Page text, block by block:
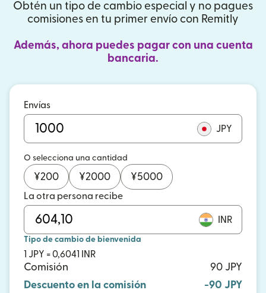
Obtén un tipo de cambio especial y no pagues
comisiones en tu primer envío con Remitly
Además, ahora puedes pagar con una cuenta
bancaria.
Envías
JPY
O selecciona una cantidad
¥200 ¥2000 ¥5000
La otra persona recibe
INR
Tipo de cambio de bienvenida
1 JPY = 0,6041 INR
Comisión
90 JPY
Descuento en la comisión
-90 JPY